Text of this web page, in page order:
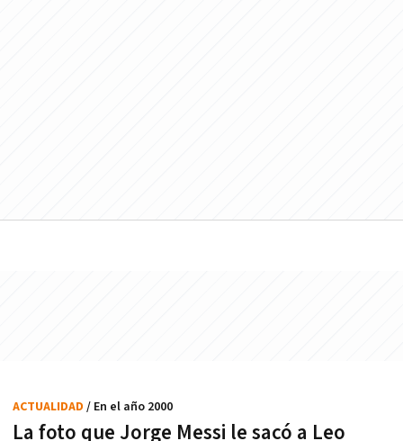
La foto que Jorge Messi le sacó a Leo
ACTUALIDAD / En el año 2000